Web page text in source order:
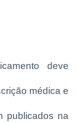
deve
médica e
publicados na